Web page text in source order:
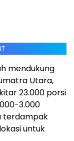
mendukung
Utara,
23.000 porsi
3.000
terdampak
untuk